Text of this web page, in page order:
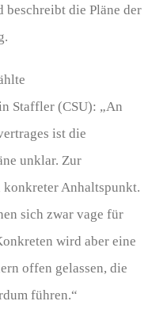
die Pläne der
Staffler (CSU): „An
ist die
unklar. Zur
Anhaltspunkt.
sich zwar vage für
wird aber eine
offen gelassen, die
führen.“